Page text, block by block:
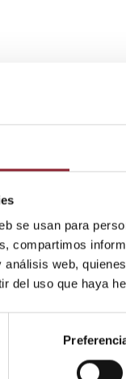
se usan para
compartimos
web,
del uso que haya